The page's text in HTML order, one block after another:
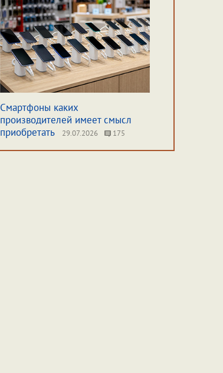
Смартфоны каких
производителей имеет смысл
приобретать
29.07.2026 175